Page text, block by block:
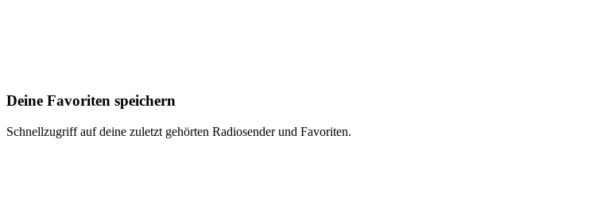
Deine Favoriten speichern
Schnellzugriff auf deine zuletzt gehörten Radiosender und Favoriten.